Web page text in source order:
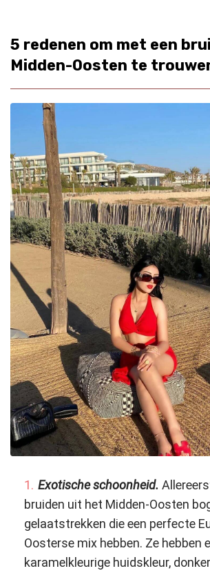
5 redenen om met een
Midden-Oosten te
Exotische schoonheid.
bruiden uit het Midden-Oosten
gelaatstrekken die een perfecte
Oosterse mix hebben. Ze hebben
karamelkleurige huidskleur,